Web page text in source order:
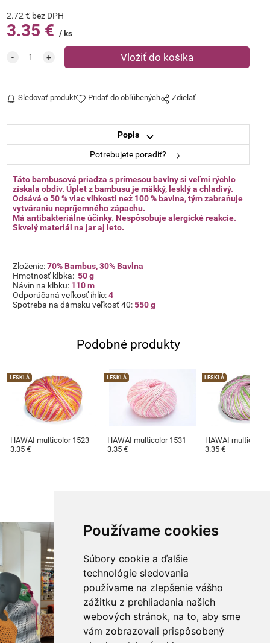
Používame cookies
Súbory cookie a ďalšie
technológie sledovania
používame na zlepšenie vášho
zážitku z prehliadania našich
webových stránok, na to, aby sme
vám zobrazovali prispôsobený
2.72 € bez DPH
3.35 € ks
Sledovať produkt Pridať do obľúbených Zdielať
Popis
Potrebujete poradiť?
Táto bambusová priadza s prímesou bavlny si veľmi rýchlo
získala obdiv. Úplet z bambusu je mäkký, lesklý a chladivý.
Odsává o 50 % viac vlhkosti než 100 % bavlna, tým zabraňuje
vytváraniu nepríjemného zápachu.
Má antibakteriálne účinky. Nespôsobuje alergické reakcie.
Skvelý materiál na jar aj leto.
Zloženie:70% Bambus, 30% Bavlna
Hmotnosť klbka: 50 g
Návin na klbku: 110m
Odporúčaná veľkosť ihlíc:4
Spotreba na dámsku veľkosť 40:550 g
Podobné produkty
HAWAI multicolor 1523
LESKLÁ
3.35 €
HAWAI multicolor 1531
LESKLÁ
3.35 €
HAWAI multicolor
LESKLÁ
3.35 €